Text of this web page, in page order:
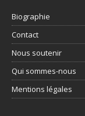
Biographie
Contact
Nous soutenir
Qui sommes-nous
Mentions légales